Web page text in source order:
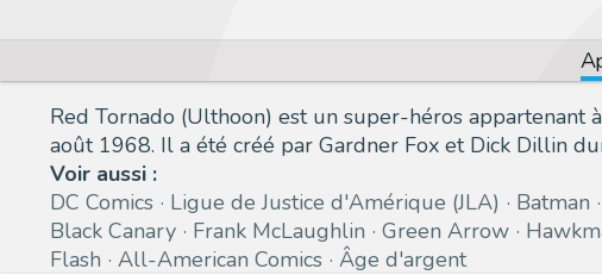
Red Tornado (Ulthoon) est un super-héros appartenant
août 1968. Il a été créé par Gardner Fox et Dick Dillin
Voir aussi :
DC Comics
Ligue de Justice d'Amérique (JLA) Batman
Black Canary
Frank McLaughlin Green Arrow
Flash
All-American Comics Âge d'argent